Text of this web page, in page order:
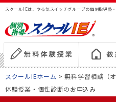
スクールIEは、やる気スイッチグループの個別指導塾・
スクールIEホーム > 無料学習相談（
体験授業・個性診断のお申込み